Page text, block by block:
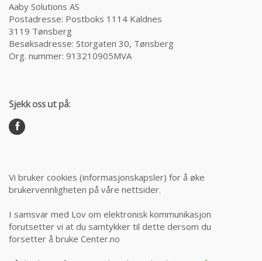
Aaby Solutions AS
Postadresse: Postboks 1114 Kaldnes
3119 Tønsberg
Besøksadresse: Storgaten 30, Tønsberg
Org. nummer: 913210905MVA
Sjekk oss ut på:
Vi bruker cookies (informasjonskapsler) for å øke
brukervennligheten på våre nettsider.
I samsvar med Lov om elektronisk kommunikasjon
forutsetter vi at du samtykker til dette dersom du
forsetter å bruke Center.no